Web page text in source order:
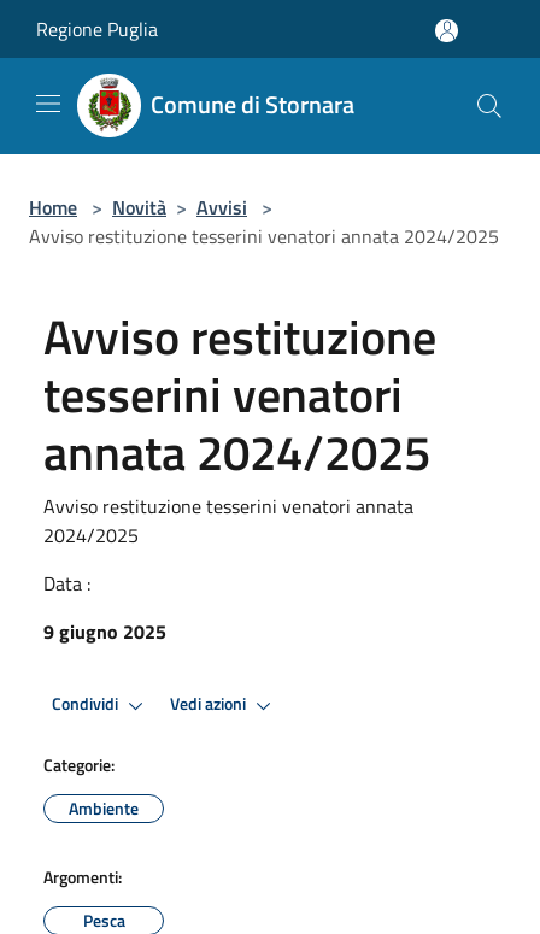
Regione Puglia
Comune di Stornara
Home > Novità > Avvisi >
Avviso restituzione tesserini venatori annata 2024/2025
Avviso restituzione
tesserini venatori
annata 2024/2025
Avviso restituzione tesserini venatori annata
2024/2025
Data :
9 giugno 2025
Condividi Vedi azioni
Categorie:
Ambiente
Argomenti:
Pesca